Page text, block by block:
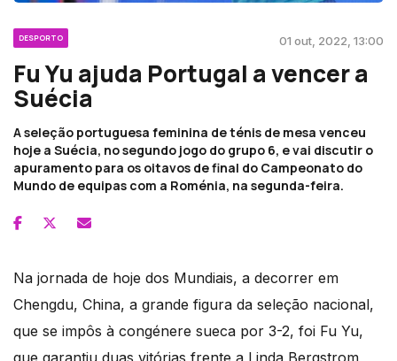
DESPORTO 01 out, 2022, 13:00
Fu Yu ajuda Portugal a vencer a
Suécia
A seleção portuguesa feminina de ténis de mesa venceu
hoje a Suécia, no segundo jogo do grupo 6, e vai discutir o
apuramento para os oitavos de final do Campeonato do
Mundo de equipas com a Roménia, na segunda-feira.
Na jornada de hoje dos Mundiais, a decorrer em
Chengdu, China, a grande figura da seleção nacional,
que se impôs à congénere sueca por 3-2, foi Fu Yu,